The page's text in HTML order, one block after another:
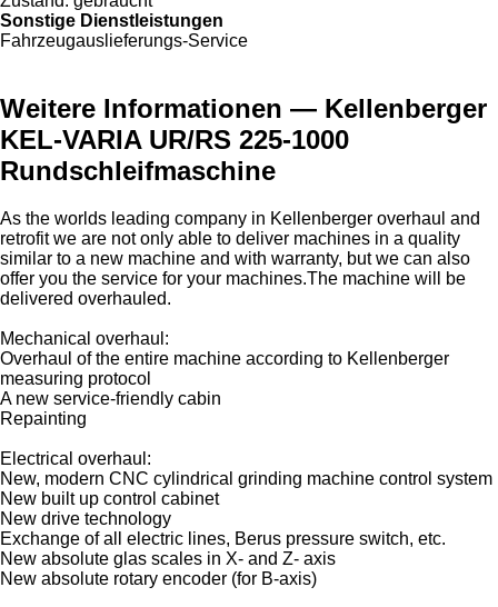
Sonstige Dienstleistungen
Fahrzeugauslieferungs-Service
Weitere Informationen — Kellenberger
KEL-VARIA UR/RS 225-1000
Rundschleifmaschine
As the worlds leading company in Kellenberger overhaul and
retrofit we are not only able to deliver machines in a quality
similar to a new machine and with warranty, but we can also
offer you the service for your machines.The machine will be
delivered overhauled.
Mechanical overhaul:
Overhaul of the entire machine according to Kellenberger
measuring protocol
A new service-friendly cabin
Repainting
Electrical overhaul:
New, modern CNC cylindrical grinding machine control system
New built up control cabinet
New drive technology
Exchange of all electric lines, Berus pressure switch, etc.
New absolute glas scales in X- and Z- axis
New absolute rotary encoder (for B-axis)